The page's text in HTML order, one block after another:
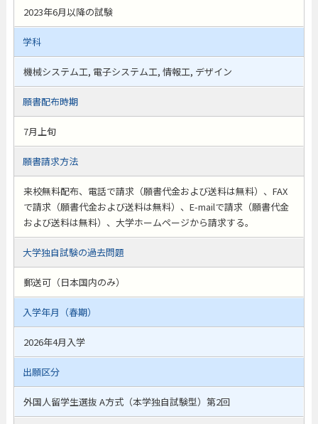
2023年6月以降の試験
学科
機械システム工, 電子システム工, 情報工, デザイン
願書配布時期
7月上旬
願書請求方法
来校無料配布、電話で請求（願書代金および送料は無料）、FAX
で請求（願書代金および送料は無料）、E-mailで請求（願書代金
および送料は無料）、大学ホームページから請求する。
大学独自試験の過去問題
郵送可（日本国内のみ）
入学年月（春期）
2026年4月入学
出願区分
外国人留学生選抜 A方式（本学独自試験型）第2回